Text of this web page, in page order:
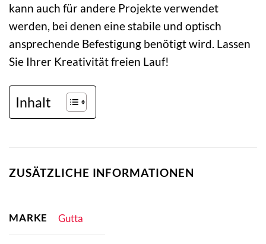
kann auch für andere Projekte verwendet
werden, bei denen eine stabile und optisch
ansprechende Befestigung benötigt wird. Lassen
Sie Ihrer Kreativität freien Lauf!
Inhalt
ZUSÄTZLICHE INFORMATIONEN
MARKE Gutta